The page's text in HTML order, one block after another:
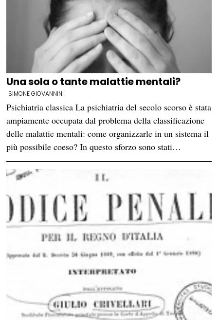
Una sola o tante malattie mentali?
SIMONE GIOVANNINI
Psichiatria classica La psichiatria del secolo scorso è stata
ampiamente occupata dal problema della classificazione
delle malattie mentali: come organizzarle in un sistema il
più possibile coeso? In questo sforzo sono stati…